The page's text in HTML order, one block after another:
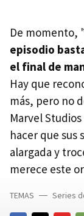
De momento,
episodio
el final de
Hay que
más, pero no
Marvel
hacer que sus
alargada y
merece este
TEMAS Series